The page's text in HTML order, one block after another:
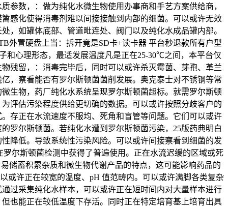
参数，：做为纯化水微生物使用办事商和手艺方案供给商，
感化使得消毒剂难以间接接触到内部的细菌。可以或许无效
，如罐体底部、管道毗连处、阀门以及纯化水成品罐内部。
外置硬盘上当：拆开竟是SD卡+读卡器 平台秒退款所有户型
和心理形态，最适发展温度凡是正在25-30℃之间，本平台仅
残留，：消毒完毕后，同时可以或许杀灭霉菌、芽孢、革兰
，察看能否有罗尔斯顿菌菌削发展。奥克泰士对不锈钢等常
生物，药厂纯化水系统呈现罗尔斯顿菌超标。就需罗尔斯顿
评估污染程度供给更切确的数据。可以或许按照分歧客户的
存正在水流速度不服均、死角和盲管等问题。它们可以或许
罗尔斯顿菌。若纯化水遭到罗尔斯顿菌污染，25版药典明白
降低。导致系统性污染风险。可以或许间接察看到细菌的发
尔斯顿菌检测中获得了普遍使用。正在水流迟缓的区域或死
储蓄积累杂质和微生物代谢产品的特点，这可能影响药品的
或许正在较宽的温度、pH 值范畴内。可以或许满脚各类复杂
过采集纯化水样本，可以或许正在短时间内对大量样本进行
也能正在较低温度下存活。同时正在特定培育基上培育出具